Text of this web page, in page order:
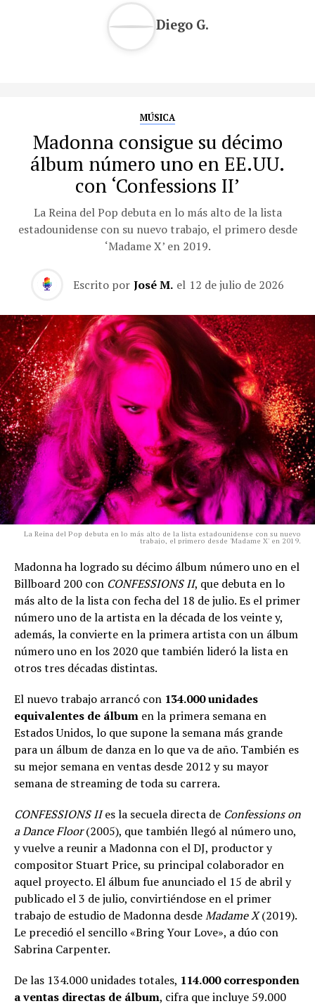
Diego G.
MÚSICA
Madonna consigue su décimo
álbum número uno en EE.UU.
con ‘Confessions II’
La Reina del Pop debuta en lo más alto de la lista
estadounidense con su nuevo trabajo, el primero desde
‘Madame X’ en 2019.
Escrito por José M. el 12 de julio de 2026
La Reina del Pop debuta en lo más alto de la lista estadounidense con su nuevo
trabajo, el primero desde 'Madame X' en 2019.
Madonna ha logrado su décimo álbum número uno en el
Billboard 200 con CONFESSIONS II, que debuta en lo
más alto de la lista con fecha del 18 de julio. Es el primer
número uno de la artista en la década de los veinte y,
además, la convierte en la primera artista con un álbum
número uno en los 2020 que también lideró la lista en
otros tres décadas distintas.
El nuevo trabajo arrancó con 134.000 unidades
equivalentes de álbum en la primera semana en
Estados Unidos, lo que supone la semana más grande
para un álbum de danza en lo que va de año. También es
su mejor semana en ventas desde 2012 y su mayor
semana de streaming de toda su carrera.
CONFESSIONS IIes la secuela directa de Confessions on
a Dance Floor(2005), que también llegó al número uno,
y vuelve a reunir a Madonna con el DJ, productor y
compositor Stuart Price, su principal colaborador en
aquel proyecto. El álbum fue anunciado el 15 de abril y
publicado el 3 de julio, convirtiéndose en el primer
trabajo de estudio de Madonna desdeMadame X(2019).
Le precedió el sencillo «Bring Your Love», a dúo con
Sabrina Carpenter.
De las 134.000 unidades totales, 114.000 corresponden
a ventas directas de álbum, cifra que incluye 59.000